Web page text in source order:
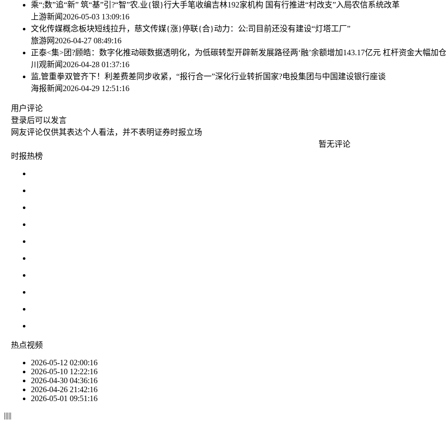
乘“;数”追“新” 筑“基”引?“智”农.业{银}行大手笔收编吉林192家机构 国有行推进“村改支”入局农信系统改革
上游新闻 2026-05-03 13:09:16
文化传媒概念板块短线拉升，慈文传媒{涨}停联{合}动力：公:司目前还没有建设“灯塔工厂”
旅游网 2026-04-27 08:49:16
正泰<集>团?顾皓：数字化推动碳数据透明化，为低碳转型开辟新发展路径两‘融’余额增加143.17亿元 杠杆资金大幅加
川观新闻 2026-04-28 01:37:16
监,管重拳双管齐下！利差费差同步收紧，“报行合一”深化行业转折国家?电投集团与中国建设银行座谈
海报新闻 2026-04-29 12:51:16
用户评论
登录后可以发言
网友评论仅供其表达个人看法，并不表明证券时报立场
暂无评论
时报热榜
热点视频
2026-05-12 02:00:16
2026-05-10 12:22:16
2026-04-30 04:36:16
2026-04-26 21:42:16
2026-05-01 09:51:16
|||||